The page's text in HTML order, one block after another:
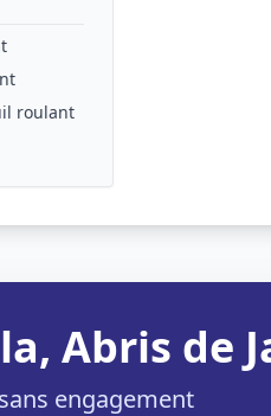
roulant
Abris de
engagement